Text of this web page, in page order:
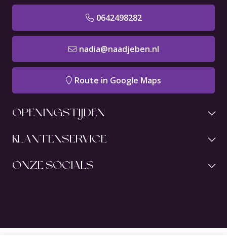
0642498282
nadia@naadjeben.nl
Route in Google Maps
OPENINGSTIJDEN
KLANTENSERVICE
ONZE SOCIALS